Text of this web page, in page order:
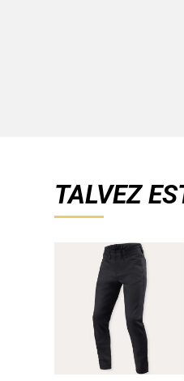
TALVEZ